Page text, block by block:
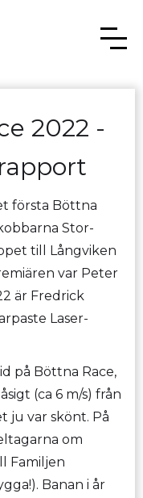
2022 -
första Böttna
Stor-
till Långviken
var Peter
är Fredrick
Laser-
på Böttna Race,
(ca 6 m/s) från
ju var skönt. På
om
Familjen
Banan i år